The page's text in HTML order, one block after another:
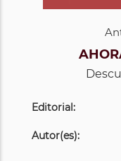
Editorial:
Autor(es):